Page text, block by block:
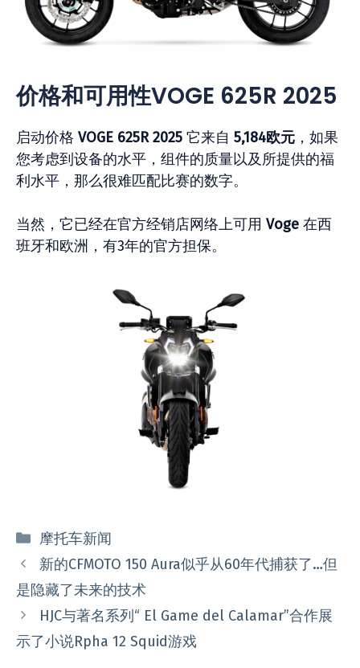
价格和可用性VOGE 625R 2025
启动价格 VOGE 625R 2025 它来自 5,184欧元 ，如果
您考虑到设备的水平，组件的质量以及所提供的福
利水平，那么很难匹配比赛的数字。
当然，它已经在官方经销店网络上可用 Voge 在西
班牙和欧洲，有3年的官方担保。
分
类
摩托车新闻
新的CFMOTO 150 Aura似乎从60年代捕获了…但
是隐藏了未来的技术
HJC与著名系列“ El Game del Calamar”合作展
示了小说Rpha 12 Squid游戏